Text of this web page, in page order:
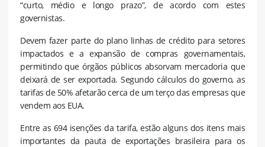
“curto, médio e longo prazo”, de acordo com estes
governistas.
Devem fazer parte do plano linhas de crédito para setores
impactados e a expansão de compras governamentais,
permitindo que órgãos públicos absorvam mercadoria que
deixará de ser exportada. Segundo cálculos do governo, as
tarifas de 50% afetarão cerca de um terço das empresas que
vendem aos EUA.
Entre as 694 isenções da tarifa, estão alguns dos itens mais
importantes da pauta de exportações brasileira para os